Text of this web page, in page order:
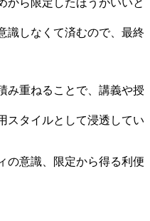
しなくて済むので、最終
重ねることで、講義や授
タイルとして浸透してい
意識、限定から得る利便